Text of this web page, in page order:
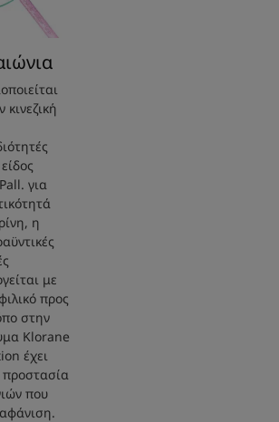
για
η
με
προς
στην
Klorane
έχει
προστασία
που